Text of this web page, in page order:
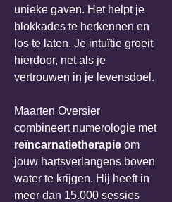
unieke gaven. Het helpt je
blokkades te herkennen en
los te laten. Je intuïtie groeit
hierdoor, net als je
vertrouwen in je levensdoel.
Maarten Oversier
combineert numerologie met
reïncarnatietherapie om
jouw hartsverlangens boven
water te krijgen. Hij heeft in
meer dan 15.000 sessies